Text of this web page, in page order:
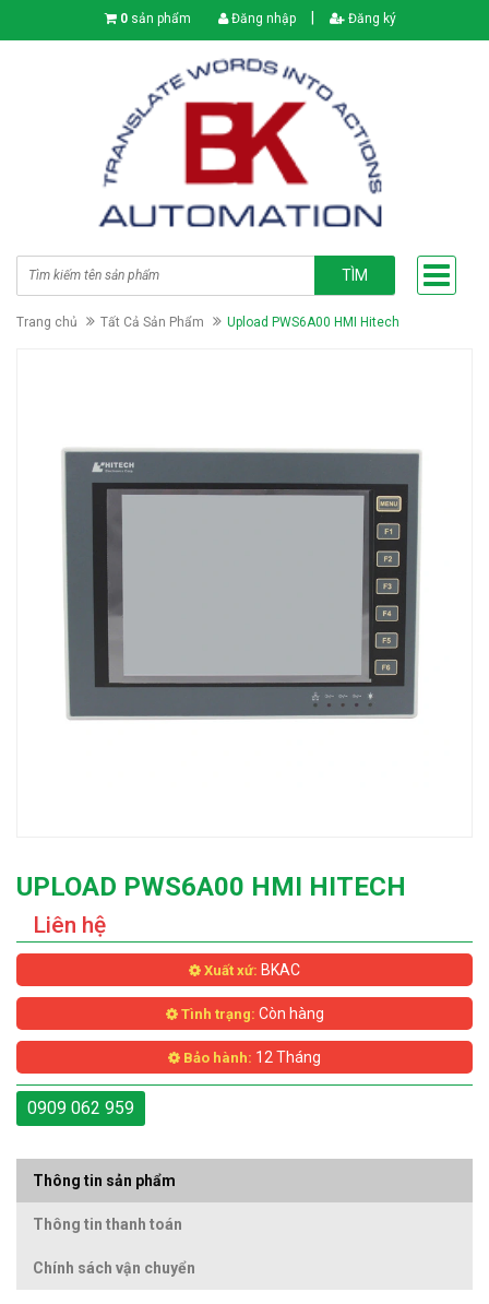
0 sản phẩm Đăng nhập Đăng ký
TÌM
Trang chủ Tất Cả Sản Phẩm Upload PWS6A00 HMI Hitech
UPLOAD PWS6A00 HMI HITECH
Liên hệ
Xuất xứ: BKAC
Tình trạng: Còn hàng
Bảo hành: 12 Tháng
0909 062 959
Thông tin sản phẩm
Thông tin thanh toán
Chính sách vận chuyển